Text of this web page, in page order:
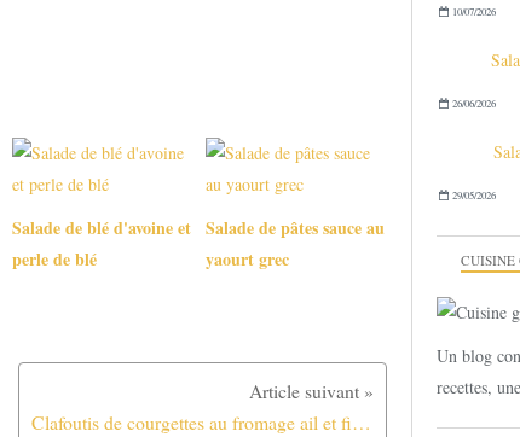
Salade de blé d'avoine et
perle de blé
Salade de pâtes sauce au
yaourt grec
Clafoutis de courgettes au fromage ail et fines herbes
CUISINE
Un blog
recettes,
10/07/2026
26/06/2026
29/05/2026